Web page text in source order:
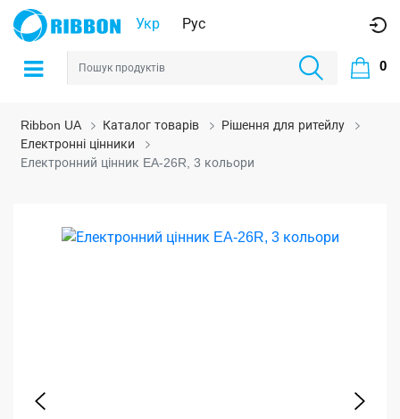
Укр Рус
0
Ribbon UA Каталог товарів
Рішення для ритейлу
Електронні цінники
Електронний цінник EA-26R, 3 кольори